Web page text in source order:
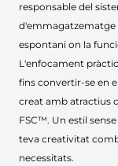
responsable del
d'emmagatzematge
espontani on la
L'enfocament
fins convertir-se en
creat amb atractius
FSC™. Un estil
teva creativitat
necessitats.